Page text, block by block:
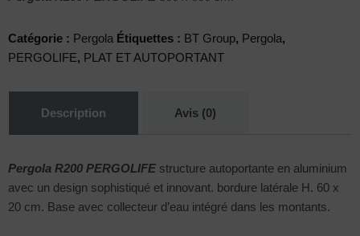
Catégorie : Pergola Étiquettes : BT Group, Pergola,
PERGOLIFE, PLAT ET AUTOPORTANT
Description Avis (0)
Pergola R200 PERGOLIFE structure autoportante en aluminium
avec un design sophistiqué et innovant. bordure latérale H. 60 x
20 cm. Base avec collecteur d’eau intégré dans les montants.